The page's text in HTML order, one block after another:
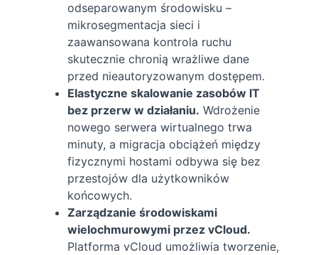
odseparowanym środowisku –
mikrosegmentacja sieci i
zaawansowana kontrola ruchu
skutecznie chronią wrażliwe dane
przed nieautoryzowanym dostępem.
Elastyczne skalowanie zasobów IT
bez przerw w działaniu. Wdrożenie
nowego serwera wirtualnego trwa
minuty, a migracja obciążeń między
fizycznymi hostami odbywa się bez
przestojów dla użytkowników
końcowych.
Zarządzanie środowiskami
wielochmurowymi przez vCloud.
Platforma vCloud umożliwia tworzenie,